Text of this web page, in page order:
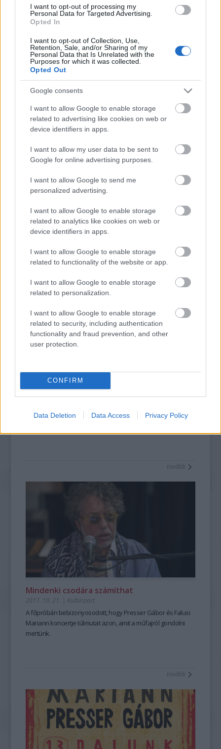
I want to opt-out of processing my
Personal Data for Targeted Advertising.
Opted In
I want to opt-out of Collection, Use,
Retention, Sale, and/or Sharing of my
Personal Data that Is Unrelated with the
Purposes for which it was collected.
Opted Out
Google consents
I want to allow Google to enable storage
related to advertising like cookies on web or
device identifiers in apps.
I want to allow my user data to be sent to
Google for online advertising purposes.
I want to allow Google to send me
personalized advertising.
I want to allow Google to enable storage
related to analytics like cookies on web or
device identifiers in apps.
I want to allow Google to enable storage
related to functionality of the website or app.
I want to allow Google to enable storage
related to personalization.
I want to allow Google to enable storage
related to security, including authentication
functionality and fraud prevention, and other
user protection.
CONFIRM
Data Deletion Data Access Privacy Policy
Beszélgetésünkből (talán?) kiderül...
tovább
Presser, a koncert előtt
2018. 10. 10.|Kultúrpart
Mi történik amikor a legnagyobb magyar énekesek és
muzsikusok együtt fújhatják a dallamot?
tovább
Jön az Álomutazó!
2014-2015-benA Játékkészítőt is létrehozó TulipánTündér
tovább
Mindenki csodára számíthat
2017. 10. 21. | Kultúrpart
A főpróbán bebizonyosodott, hogy Presser Gábor és Falusi
Mariann koncertje túlmutat azon, amit a műfajról gondolni
mertünk.
tovább